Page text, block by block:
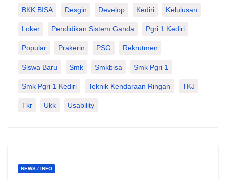
BKK BISA Desgin Develop Kediri Kelulusan
Loker Pendidikan Sistem Ganda Pgri 1 Kediri
Popular Prakerin PSG Rekrutmen
Siswa Baru Smk Smkbisa Smk Pgri 1
Smk Pgri 1 Kediri Teknik Kendaraan Ringan TKJ
Tkr Ukk Usability
NEWS / INFO